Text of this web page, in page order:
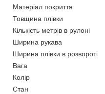
Матеріал покриття
Товщина плівки
Кількість метрів в рулоні
Ширина рукава
Ширина плівки в розвороті
Вага
Колір
Стан